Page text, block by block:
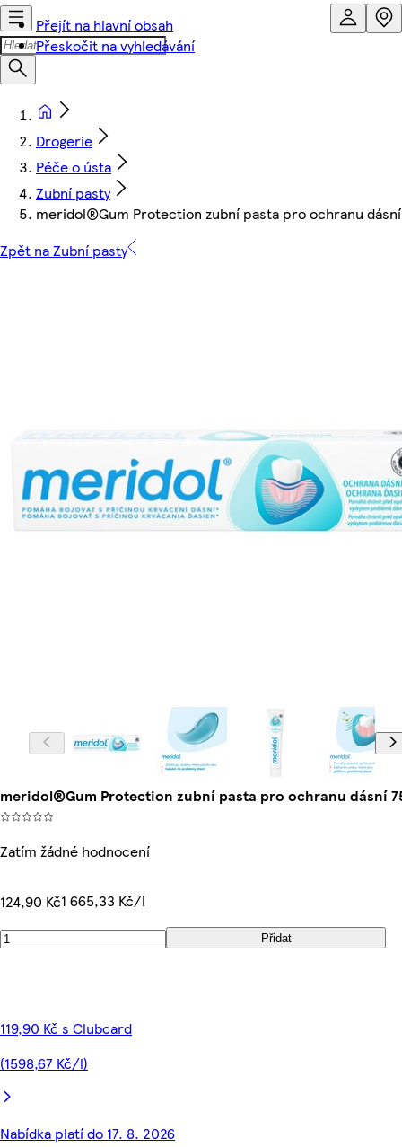
Přejít na hlavní obsah
Přeskočit na vyhledávání
Drogerie
Péče o ústa
Zubní pasty
meridol®Gum Protection zubní pasta pro ochranu
Zpět na Zubní pasty
meridol®Gum Protection zubní pasta pro ochranu dásní
Zatím žádné hodnocení
124,90 Kč1 665,33 Kč/l
Přidat
119,90 Kč s Clubcard
(1598,67 Kč/l)
Nabídka platí do 17. 8. 2026